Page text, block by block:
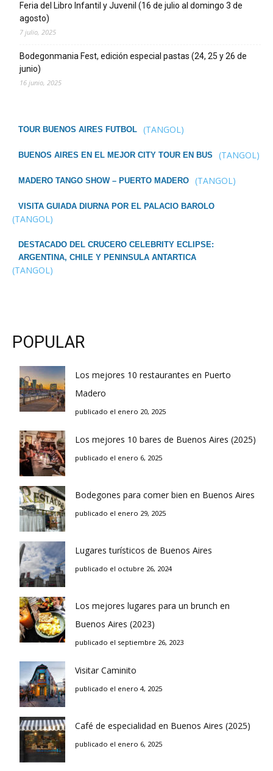
Feria del Libro Infantil y Juvenil (16 de julio al domingo 3 de
agosto)
7 julio, 2025
Bodegonmania Fest, edición especial pastas (24, 25 y 26 de
junio)
16 junio, 2025
TOUR BUENOS AIRES FUTBOL (TANGOL)
BUENOS AIRES EN EL MEJOR CITY TOUR EN BUS (TANGOL)
MADERO TANGO SHOW – PUERTO MADERO (TANGOL)
VISITA GUIADA DIURNA POR EL PALACIO BAROLO
(TANGOL)
DESTACADO DEL CRUCERO CELEBRITY ECLIPSE:
ARGENTINA, CHILE Y PENINSULA ANTARTICA
(TANGOL)
POPULAR
Los mejores 10 restaurantes en Puerto
Madero
publicado el enero 20, 2025
Los mejores 10 bares de Buenos Aires (2025)
publicado el enero 6, 2025
Bodegones para comer bien en Buenos Aires
publicado el enero 29, 2025
Lugares turísticos de Buenos Aires
publicado el octubre 26, 2024
Los mejores lugares para un brunch en
Buenos Aires (2023)
publicado el septiembre 26, 2023
Visitar Caminito
publicado el enero 4, 2025
Café de especialidad en Buenos Aires (2025)
publicado el enero 6, 2025